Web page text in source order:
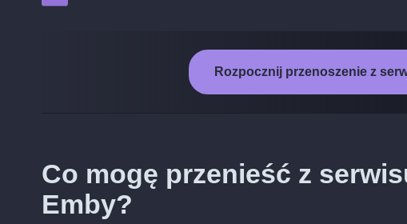
Rozpocznij przenoszenie z
Co mogę przenieść z
Emby?